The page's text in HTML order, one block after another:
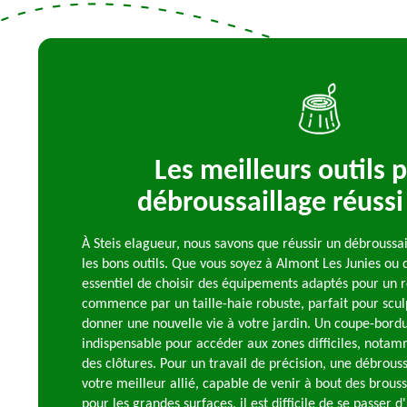
Les meilleurs outils
débroussaillage
À Steis elagueur, nous savons que réussir un
les bons outils. Que vous soyez à Almont Les Junies
essentiel de choisir des équipements adaptés pour un
commence par un taille-haie robuste, parfait pour
donner une nouvelle vie à votre jardin. Un coupe-
indispensable pour accéder aux zones difficiles,
des clôtures. Pour un travail de précision, une
votre meilleur allié, capable de venir à bout des